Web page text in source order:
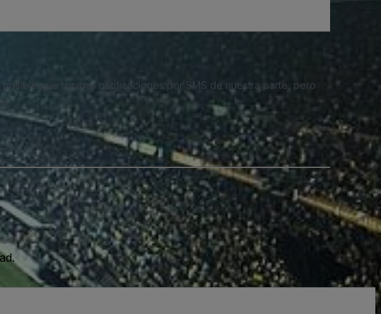
posible que recibas notificaciones por SMS de nuestra parte, pero